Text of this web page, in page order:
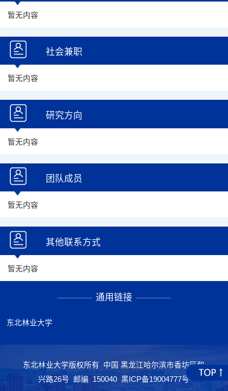
暂无内容
社会兼职
暂无内容
研究方向
暂无内容
团队成员
暂无内容
其他联系方式
暂无内容
通用链接
东北林业大学
东北林业大学版权所有 中国 黑龙江哈尔滨市香坊区和
兴路26号 邮编 150040 黑ICP备19004777号